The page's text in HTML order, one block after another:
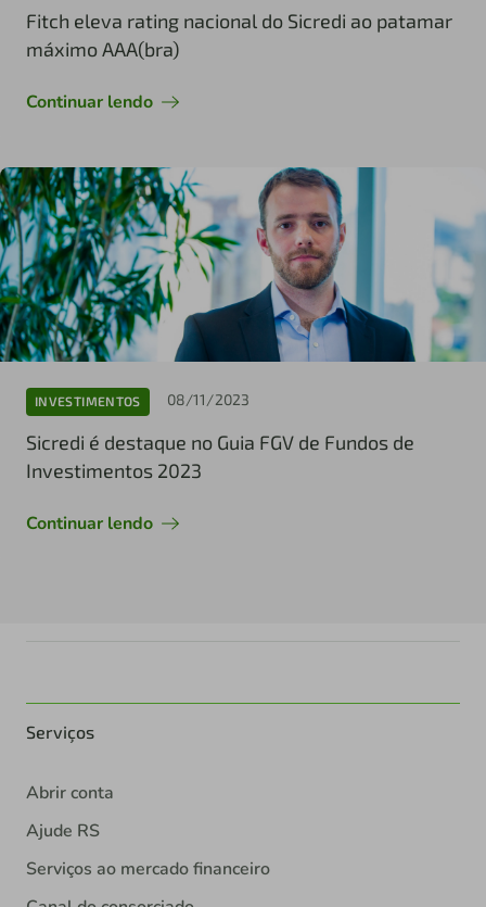
Fitch eleva rating nacional do Sicredi ao patamar
máximo AAA(bra)
Continuar lendo
INVESTIMENTOS 08/11/2023
Sicredi é destaque no Guia FGV de Fundos de
Investimentos 2023
Continuar lendo
Serviços
Abrir conta
Ajude RS
Serviços ao mercado financeiro